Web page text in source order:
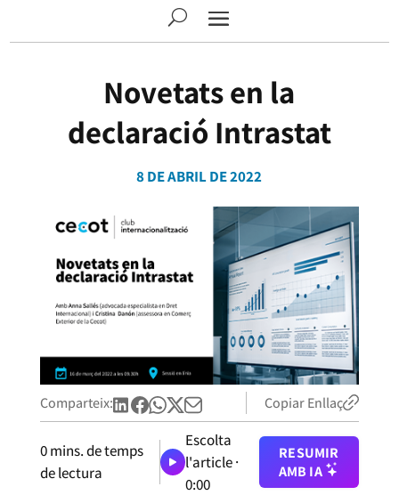
Novetats en la
declaració Intrastat
8 DE ABRIL DE 2022
Comparteix: Copiar Enllaç
0mins. de temps
de lectura
Escolta
l'article ·
0:00
RESUMIR
AMB IA